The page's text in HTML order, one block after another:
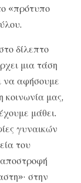
«πρότυπο
δίλεπτο
μια τάση
να αφήσουμε
κοινωνία μας,
μάθει.
γυναικών
του
στην